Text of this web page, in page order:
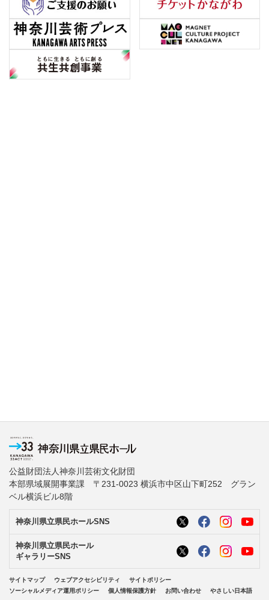
公益財団法人神奈川芸術文化財団
本部県域展開事業課 〒231-0023 横浜市中区山下町252 グラン
ベル横浜ビル8階
神奈川県立県民ホールSNS
神奈川県立県民ホール
ギャラリーSNS
サイトマップ ウェブアクセシビリティ
サイトポリシー
ソーシャルメディア運用ポリシー
個人情報保護方針 お問い合わせ やさしい日本語